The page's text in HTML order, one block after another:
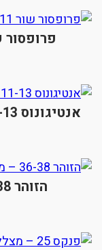
פרופסור שור 9-11 –
אנטיגונוס 11-13 – מצללות אלומיניום ודקים
הזוהר 36-38 – מצללות אלומיניום